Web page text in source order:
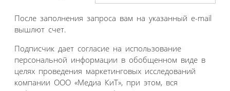
После заполнения запроса вам на указанный e-mail
вышлют счет.
Подписчик дает согласие на использование
персональной информации в обобщенном виде в
целях проведения маркетинговых исследований
компании ООО «Медиа КиТ», при этом, вся